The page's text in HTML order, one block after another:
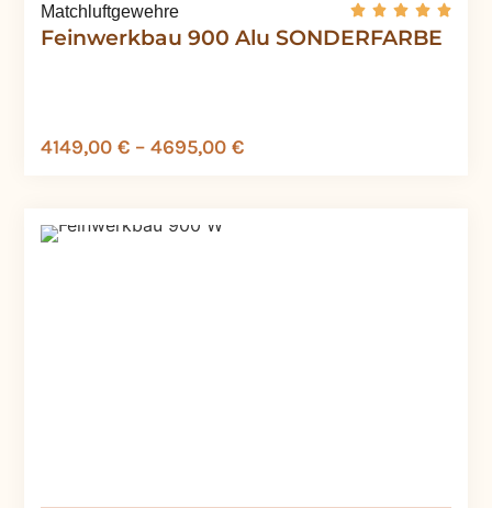
Feinwerkbau 900 Alu SONDERFARBE
Matchluftgewehre
4149,00 € – 4695,00 €